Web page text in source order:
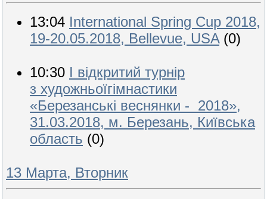
13:04 International Spring Cup 2018,
19-20.05.2018, Bellevue, USA (0)
10:30 І відкритий турнір
з художньоїгімнастики
«Березанські веснянки - 2018»,
31.03.2018, м. Березань, Київська
область (0)
13 Марта, Вторник